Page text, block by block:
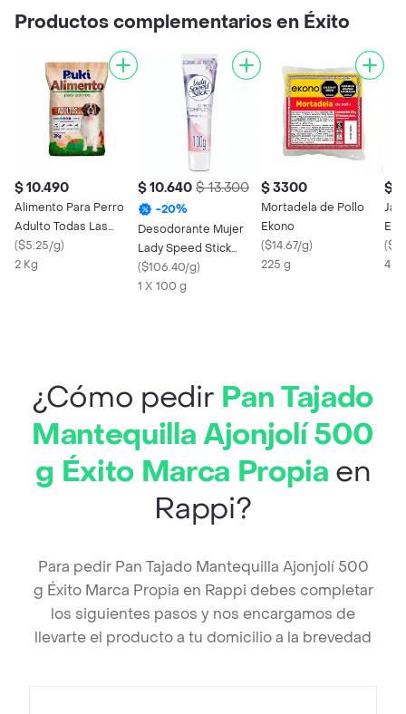
Productos complementarios en Éxito
$ 10.490
Alimento Para Perro
Adulto Todas Las
Razas Puki
($5.25/g)
2 Kg
$ 10.640 $ 13.300
-20%
Desodorante Mujer
Lady Speed Stick
Clinico Protege Aclara
100gr
($106.40/g)
1 X 100 g
$ 3300
Mortadela de Pollo
Ekono
($14.67/g)
225 g
$
(
¿Cómo pedir Pan Tajado
Mantequilla Ajonjolí 500
g Éxito Marca Propia en
Rappi?
Para pedir Pan Tajado Mantequilla Ajonjolí 500
g Éxito Marca Propia en Rappi debes completar
los siguientes pasos y nos encargamos de
llevarte el producto a tu domicilio a la brevedad